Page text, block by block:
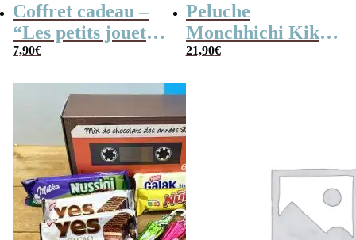
Coffret cadeau –
“Les petits jouets
des années 80”
7,90€
Peluche
Monchhichi Kiki
l’original (20 cm)
21,90€